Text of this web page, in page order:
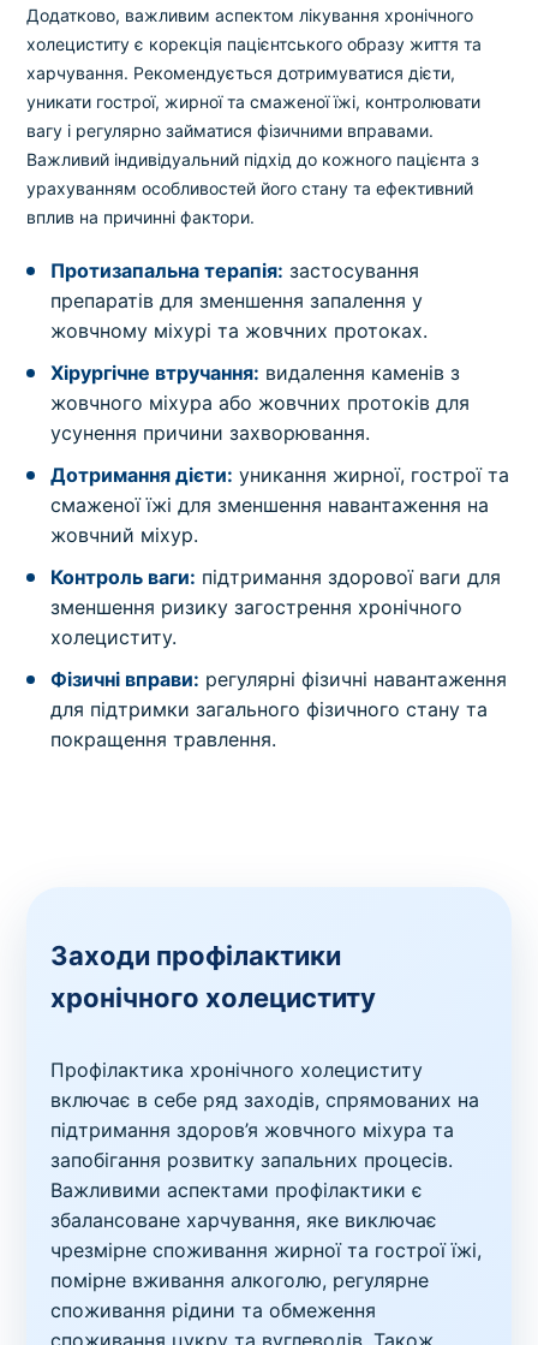
Додатково, важливим аспектом лікування хронічного
холециститу є корекція пацієнтського образу життя та
харчування. Рекомендується дотримуватися дієти,
уникати гострої, жирної та смаженої їжі, контролювати
вагу і регулярно займатися фізичними вправами.
Важливий індивідуальний підхід до кожного пацієнта з
урахуванням особливостей його стану та ефективний
вплив на причинні фактори.
Протизапальна терапія: застосування
препаратів для зменшення запалення у
жовчному міхурі та жовчних протоках.
Хірургічне втручання: видалення каменів з
жовчного міхура або жовчних протоків для
усунення причини захворювання.
Дотримання дієти: уникання жирної, гострої та
смаженої їжі для зменшення навантаження на
жовчний міхур.
Контроль ваги: підтримання здорової ваги для
зменшення ризику загострення хронічного
холециститу.
Фізичні вправи: регулярні фізичні навантаження
для підтримки загального фізичного стану та
покращення травлення.
Заходи профілактики
хронічного холециститу
Профілактика хронічного холециститу
включає в себе ряд заходів, спрямованих на
підтримання здоров’я жовчного міхура та
запобігання розвитку запальних процесів.
Важливими аспектами профілактики є
збалансоване харчування, яке виключає
чрезмірне споживання жирної та гострої їжі,
помірне вживання алкоголю, регулярне
споживання рідини та обмеження